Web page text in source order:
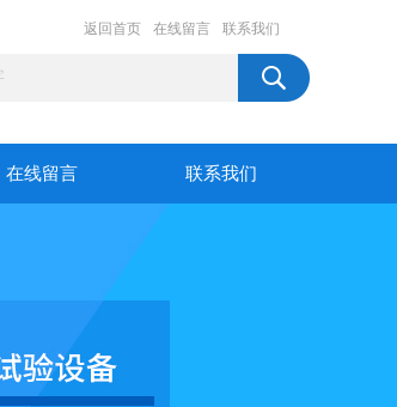
返回首页 在线留言 联系我们
在线留言 联系我们